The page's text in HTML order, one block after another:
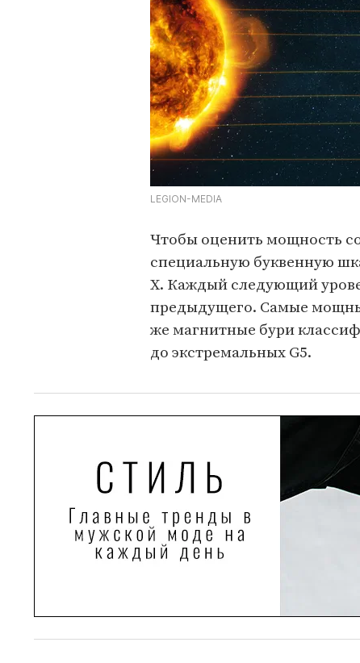
LEGION-MEDIA
Чтобы оценить мощность
специальную буквенную
X. Каждый следующий
предыдущего. Самые
же магнитные бури
до экстремальных G5.